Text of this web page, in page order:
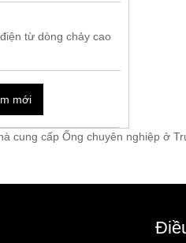
từ dòng chảy cao
mới
cung cấp Ống chuyên nghiệp ở